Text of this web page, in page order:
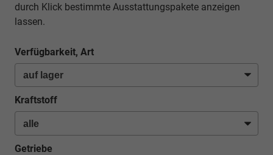
durch Klick bestimmte Ausstattungspakete anzeigen
lassen.
Verfügbarkeit, Art
Kraftstoff
Getriebe